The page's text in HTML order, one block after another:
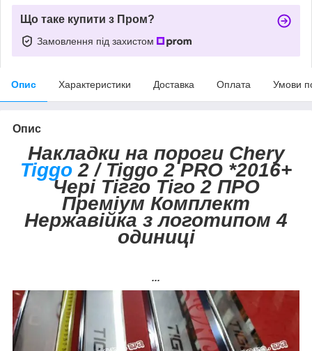
Що таке купити з Пром?
Замовлення під захистом
Опис Характеристики Доставка Оплата Умови
Опис
Накладки на пороги Chery
Tiggo 2 / Tiggo 2 PRO *2016+
Чері Тігго Тіго 2 ПРО
Преміум Комплект
Нержавійка з логотипом 4
одиниці
...